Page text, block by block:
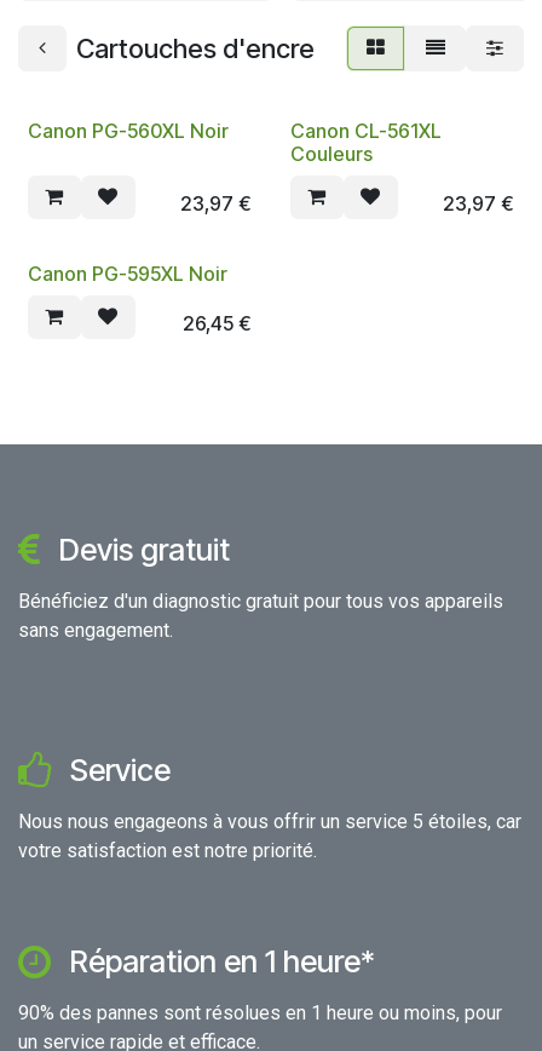
Cartouches d'encre
Canon PG-560XL Noir
23,97 €
Canon CL-561XL
Couleurs
23,97 €
Canon PG-595XL Noir
26,45€
Devis gratuit
Bénéficiez d'un diagnostic gratuit pour tous vos appareils
sans engagement.
Service
Nous nous engageons à vous offrir un service 5 étoiles, car
votre satisfaction est notre priorité.
Réparation en 1 heure*
90% des pannes sont résolues en 1 heure ou moins, pour
un service rapide et efficace.